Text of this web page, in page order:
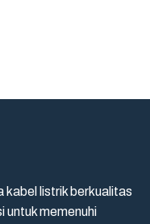
listrik berkualitas
untuk memenuhi